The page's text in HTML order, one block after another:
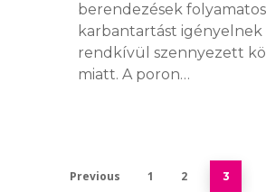
berendezések folyamatos
karbantartást igényelnek
rendkívül szennyezett
miatt. A poron…
Previous 1 2 3